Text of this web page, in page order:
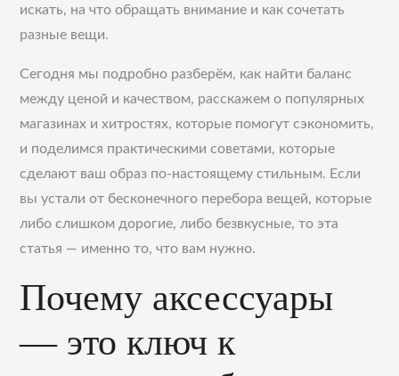
искать, на что обращать внимание и как сочетать
разные вещи.
Сегодня мы подробно разберём, как найти баланс
между ценой и качеством, расскажем о популярных
магазинах и хитростях, которые помогут сэкономить,
и поделимся практическими советами, которые
сделают ваш образ по-настоящему стильным. Если
вы устали от бесконечного перебора вещей, которые
либо слишком дорогие, либо безвкусные, то эта
статья — именно то, что вам нужно.
Почему аксессуары
— это ключ к